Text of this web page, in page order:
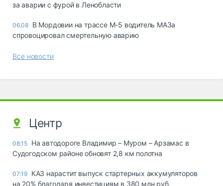
за аварии с фурой в Ленобласти
06.08 В Мордовии на трассе М-5 водитель МАЗа
спровоцировал смертельную аварию
Все новости
Центр
08:15 На автодороге Владимир – Муром – Арзамас в
Судогодском районе обновят 2,8 км полотна
07:19 КАЗ нарастит выпуск стартерных аккумуляторов
на 20% благодаря инвестициям в 380 млн руб.